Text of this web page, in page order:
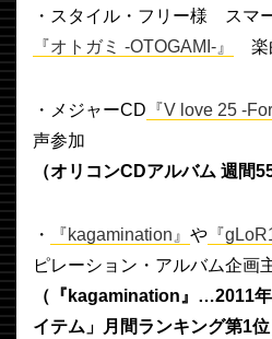
・スタイル・フリー様 スマ
『オトガミ -OTOGAMI-』
楽
・メジャーCD 『V love 25 -
声参加
（オリコンCDアルバム 週間55
・ 『kagamination』 や 『
ピレーション・アルバム企画
（『kagamination』…2011
イテム」月間ランキング第1位